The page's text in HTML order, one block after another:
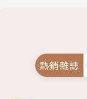
熱銷雜誌